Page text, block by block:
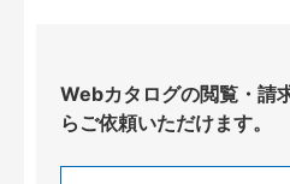
Webカタログの閲覧・請
らご依頼いただけます。